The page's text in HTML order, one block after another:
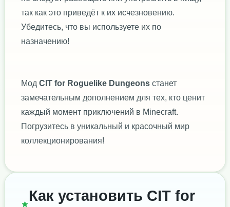
так как это приведёт к их исчезновению.
Убедитесь, что вы используете их по
назначению!
Мод CIT for Roguelike Dungeons станет
замечательным дополнением для тех, кто ценит
каждый момент приключений в Minecraft.
Погрузитесь в уникальный и красочный мир
коллекционирования!
Как установить CIT for